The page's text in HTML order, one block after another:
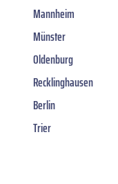
Mannheim
Münster
Oldenburg
Recklinghausen
Berlin
Trier